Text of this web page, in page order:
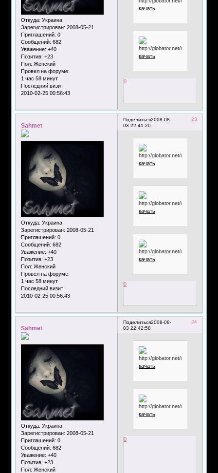
Откуда: Украина
Зарегистрирован: 2008-05-21
Приглашений: 0
Сообщений: 682
Уважение: +40
Позитив: +23
Пол: Женский
Провел на форуме:
1 час 58 минут
Последний визит:
2010-02-25 00:56:43
качать
качать
0
Поделиться 23
2008-08-
03 22:41:20
Sahmet
Откуда: Украина
Зарегистрирован: 2008-05-21
Приглашений: 0
Сообщений: 682
Уважение: +40
Позитив: +23
Пол: Женский
Провел на форуме:
1 час 58 минут
Последний визит:
2010-02-25 00:56:43
качать
качать
качать
0
Поделиться 24
2008-08-
03 22:42:58
Sahmet
Откуда: Украина
Зарегистрирован: 2008-05-21
Приглашений: 0
Сообщений: 682
Уважение: +40
Позитив: +23
Пол: Женский
качать
качать
0